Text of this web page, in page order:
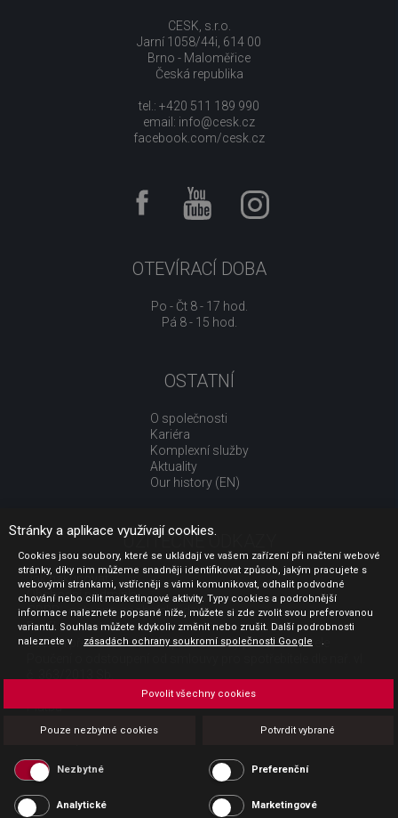
CESK, s.r.o.
Jarní 1058/44i, 614 00
Brno - Maloměřice
Česká republika
tel.: +420 511 189 990
email: info@cesk.cz
facebook.com/cesk.cz
OTEVÍRACÍ DOBA
Po - Čt 8 - 17 hod.
Pá 8 - 15 hod.
OSTATNÍ
O společnosti
Kariéra
Komplexní služby
Aktuality
Our history (EN)
UŽITEČNÉ ODKAZY
Jak nakupovat
Obchodní podmínky
GDPR - ochrana osobních údajů
Profil zadavatele
Sdělení před uzavřením kupní smlouvy pro spotřebitele
Platba
Povinná publicita
Stránky a aplikace využívají cookies.
Cookies jsou soubory, které se ukládají ve vašem zařízení při načtení webové
stránky, díky nim můžeme snadněji identifikovat způsob, jakým pracujete s
webovými stránkami, vstřícněji s vámi komunikovat, odhalit podvodné
chování nebo cílit marketingové aktivity. Typy cookies a podrobnější
informace naleznete popsané níže, můžete si zde zvolit svou preferovanou
variantu. Souhlas můžete kdykoliv změnit nebo zrušit. Další podrobnosti
naleznete v
zásadách ochrany soukromí společnosti Google .
Pouze nezbytné cookies Potvrdit vybrané
Povolit všechny cookies
Nezbytné Preferenční
Analytické Marketingové